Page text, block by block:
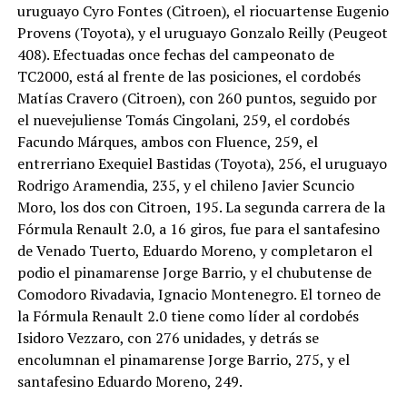
uruguayo Cyro Fontes (Citroen), el riocuartense Eugenio
Provens (Toyota), y el uruguayo Gonzalo Reilly (Peugeot
408). Efectuadas once fechas del campeonato de
TC2000, está al frente de las posiciones, el cordobés
Matías Cravero (Citroen), con 260 puntos, seguido por
el nuevejuliense Tomás Cingolani, 259, el cordobés
Facundo Márques, ambos con Fluence, 259, el
entrerriano Exequiel Bastidas (Toyota), 256, el uruguayo
Rodrigo Aramendia, 235, y el chileno Javier Scuncio
Moro, los dos con Citroen, 195. La segunda carrera de la
Fórmula Renault 2.0, a 16 giros, fue para el santafesino
de Venado Tuerto, Eduardo Moreno, y completaron el
podio el pinamarense Jorge Barrio, y el chubutense de
Comodoro Rivadavia, Ignacio Montenegro. El torneo de
la Fórmula Renault 2.0 tiene como líder al cordobés
Isidoro Vezzaro, con 276 unidades, y detrás se
encolumnan el pinamarense Jorge Barrio, 275, y el
santafesino Eduardo Moreno, 249.